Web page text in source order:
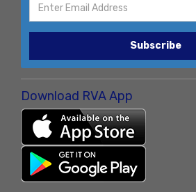
Subscribe
Download RVA App